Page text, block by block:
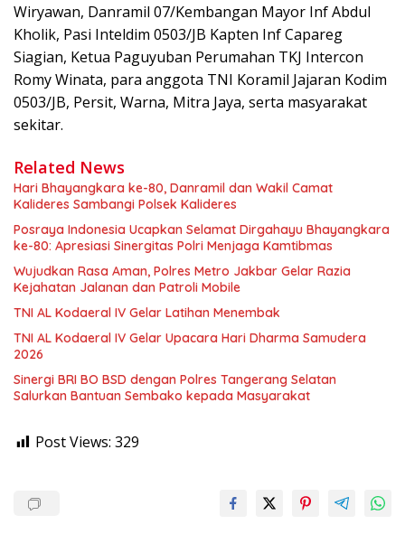
Wiryawan, Danramil 07/Kembangan Mayor Inf Abdul
Kholik, Pasi Inteldim 0503/JB Kapten Inf Capareg
Siagian, Ketua Paguyuban Perumahan TKJ Intercon
Romy Winata, para anggota TNI Koramil Jajaran Kodim
0503/JB, Persit, Warna, Mitra Jaya, serta masyarakat
sekitar.
Related News
Hari Bhayangkara ke-80, Danramil dan Wakil Camat
Kalideres Sambangi Polsek Kalideres
Posraya Indonesia Ucapkan Selamat Dirgahayu Bhayangkara
ke-80: Apresiasi Sinergitas Polri Menjaga Kamtibmas
Wujudkan Rasa Aman, Polres Metro Jakbar Gelar Razia
Kejahatan Jalanan dan Patroli Mobile
TNI AL Kodaeral IV Gelar Latihan Menembak
TNI AL Kodaeral IV Gelar Upacara Hari Dharma Samudera
2026
Sinergi BRI BO BSD dengan Polres Tangerang Selatan
Salurkan Bantuan Sembako kepada Masyarakat
Post Views: 329